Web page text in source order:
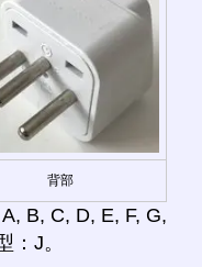
背部
B, C, D, E, F, G,
：J。